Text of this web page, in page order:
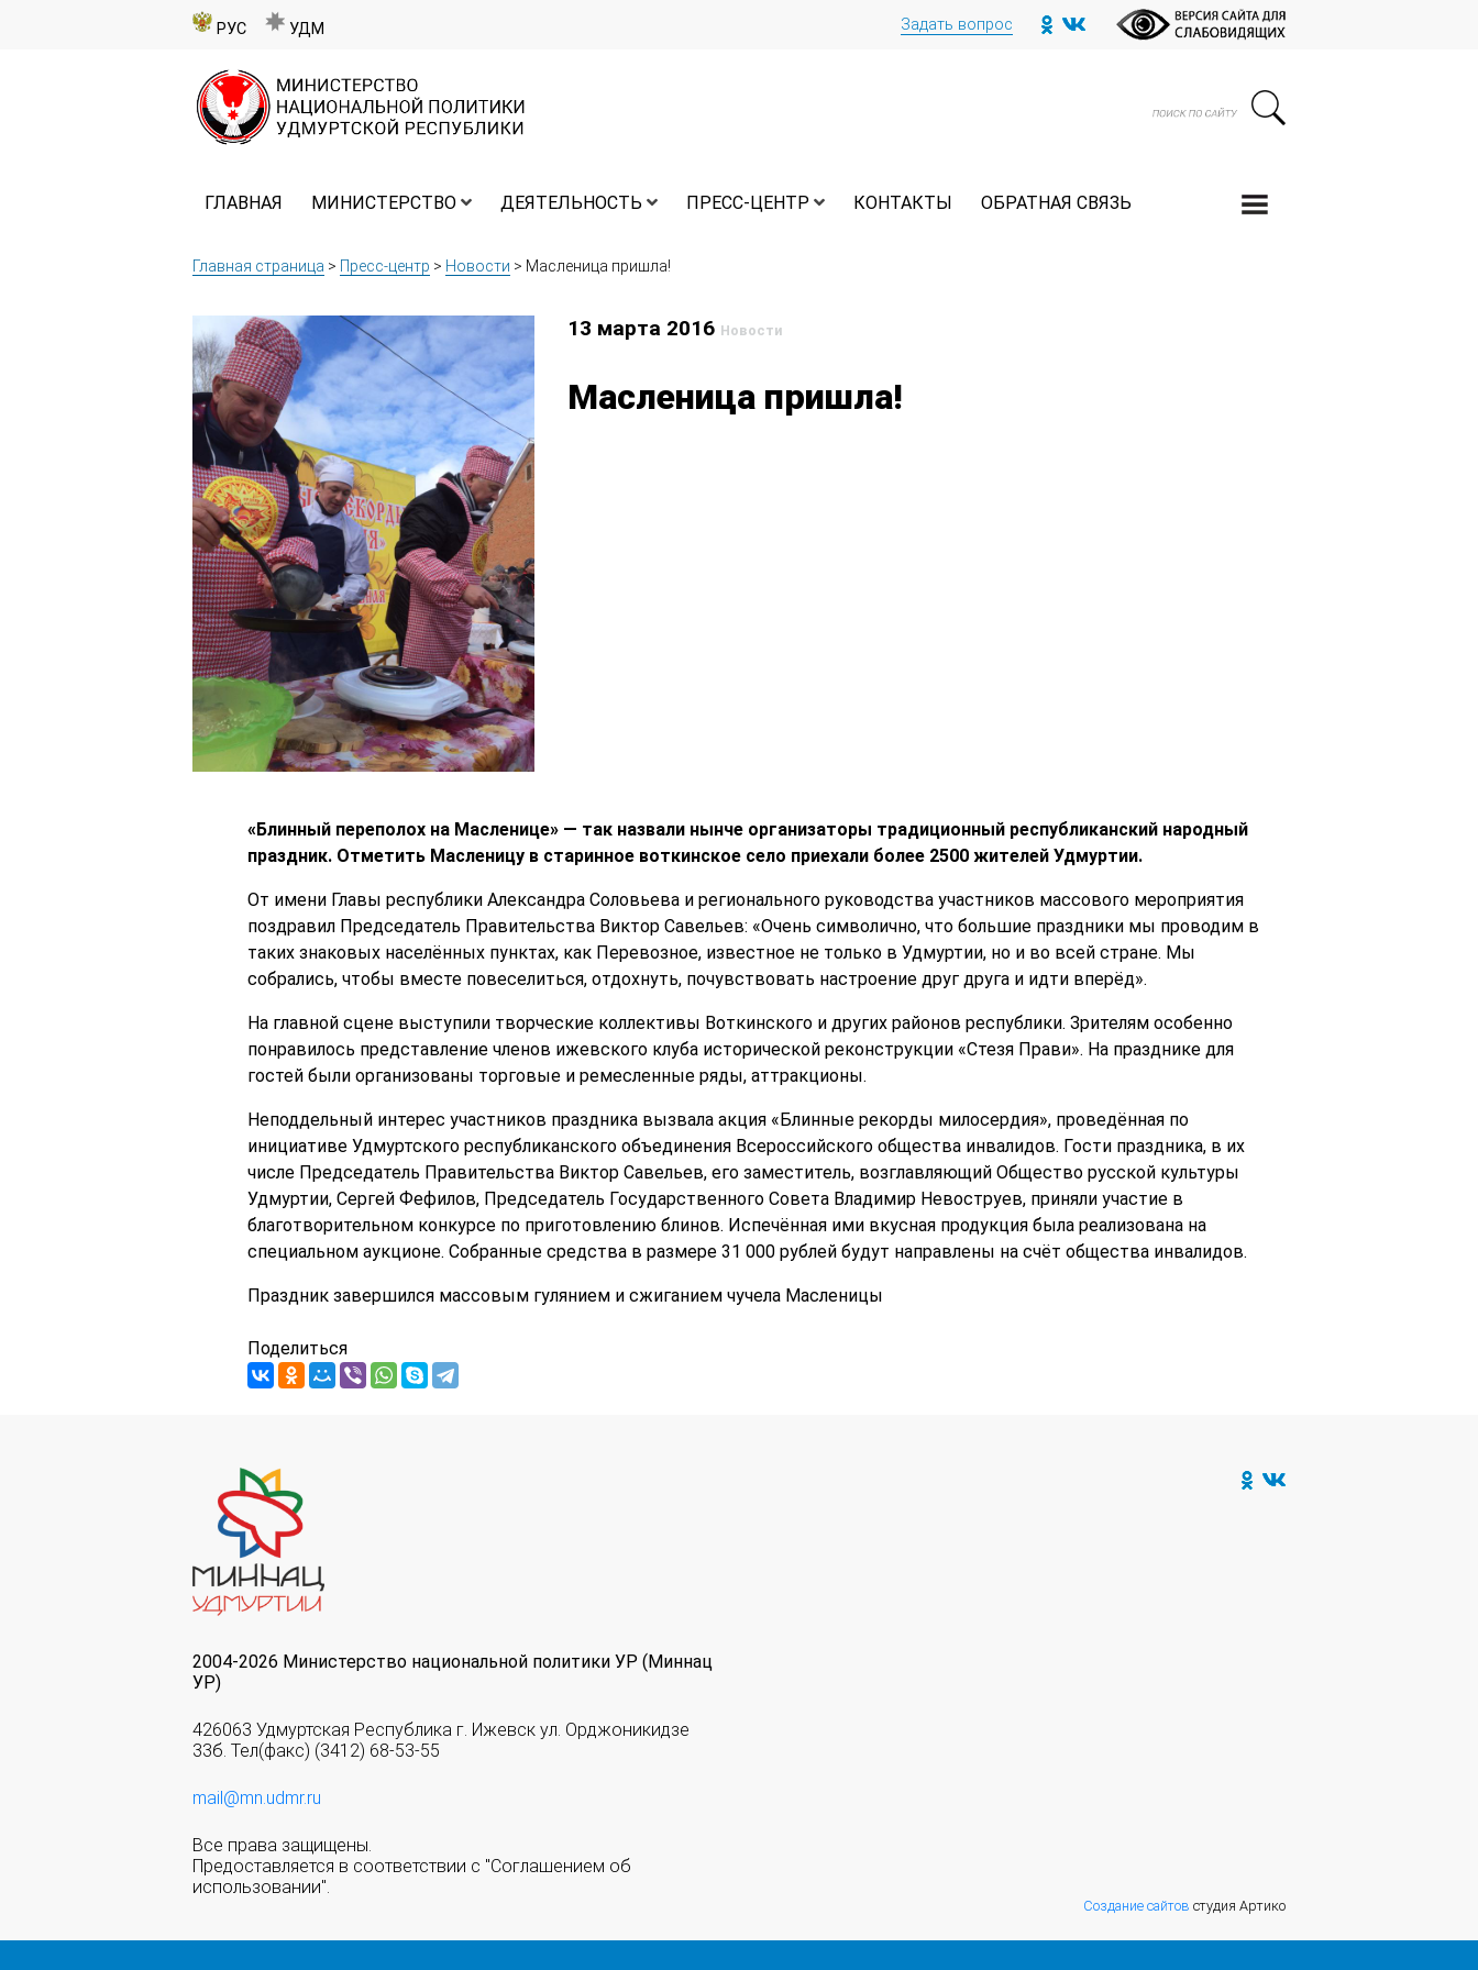
РУС УДМ Задать вопрос
ГЛАВНАЯ МИНИСТЕРСТВО ДЕЯТЕЛЬНОСТЬ ПРЕСС-ЦЕНТР КОНТАКТЫ ОБРАТНАЯ СВЯЗЬ
Главная страница > Пресс-центр > Новости > Масленица пришла!
13 марта 2016 Новости
Масленица пришла!
«Блинный переполох на Масленице» — так назвали нынче организаторы традиционный республиканский народный
праздник. Отметить Масленицу в старинное воткинское село приехали более 2500 жителей Удмуртии.
От имени Главы республики Александра Соловьева и регионального руководства участников массового мероприятия
поздравил Председатель Правительства Виктор Савельев: «Очень символично, что большие праздники мы проводим в
таких знаковых населённых пунктах, как Перевозное, известное не только в Удмуртии, но и во всей стране. Мы
собрались, чтобы вместе повеселиться, отдохнуть, почувствовать настроение друг друга и идти вперёд».
На главной сцене выступили творческие коллективы Воткинского и других районов республики. Зрителям особенно
понравилось представление членов ижевского клуба исторической реконструкции «Стезя Прави». На празднике для
гостей были организованы торговые и ремесленные ряды, аттракционы.
Неподдельный интерес участников праздника вызвала акция «Блинные рекорды милосердия», проведённая по
инициативе Удмуртского республиканского объединения Всероссийского общества инвалидов. Гости праздника, в их
числе Председатель Правительства Виктор Савельев, его заместитель, возглавляющий Общество русской культуры
Удмуртии, Сергей Фефилов, Председатель Государственного Совета Владимир Невоструев, приняли участие в
благотворительном конкурсе по приготовлению блинов. Испечённая ими вкусная продукция была реализована на
специальном аукционе. Собранные средства в размере 31 000 рублей будут направлены на счёт общества инвалидов.
Праздник завершился массовым гулянием и сжиганием чучела Масленицы
Поделиться
2004-2026 Министерство национальной политики УР (Миннац
УР)
426063 Удмуртская Республика г. Ижевск ул. Орджоникидзе
33б. Тел(факс) (3412) 68-53-55
mail@mn.udmr.ru
Все права защищены.
Предоставляется в соответствии с "Соглашением об
использовании".
Создание сайтов студия Артико